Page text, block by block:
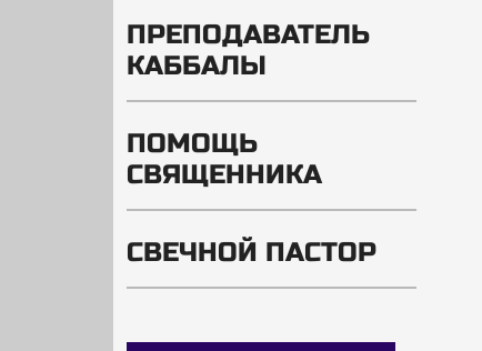
ПРЕПОДАВАТЕЛЬ
КАББАЛЫ
ПОМОЩЬ
СВЯЩЕННИКА
СВЕЧНОЙ ПАСТОР